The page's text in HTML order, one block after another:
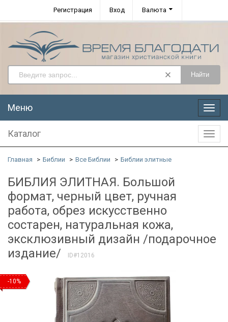
Регистрация Вход Валюта
Найти
Меню
Меню
Каталог
Главная Библии Все Библии Библии элитные
БИБЛИЯ ЭЛИТНАЯ. Большой
формат, черный цвет, ручная
работа, обрез искусственно
состарен, натуральная кожа,
эксклюзивный дизайн /подарочное
издание/
ID#12016
-10%